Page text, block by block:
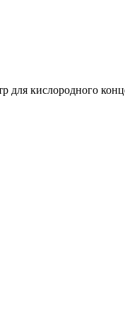
для кислородного